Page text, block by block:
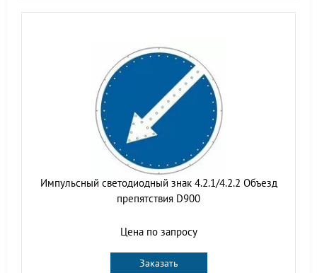
Импульсный светодиодный знак 4.2.1/4.2.2 Объезд
препятствия D900
Цена по запросу
Заказать